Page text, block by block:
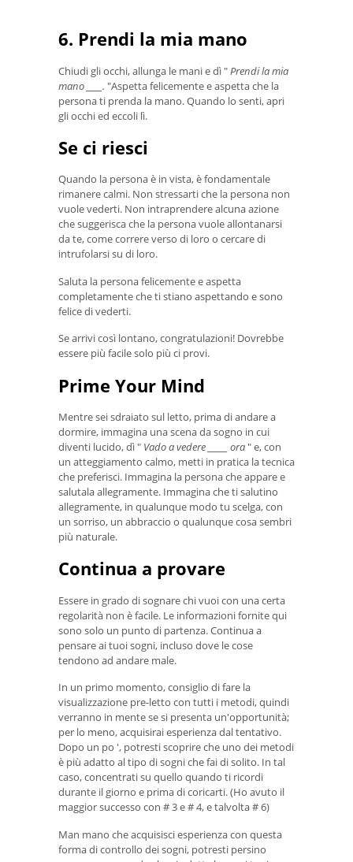
6. Prendi la mia mano
Chiudi gli occhi, allunga le mani e dì " Prendi la mia
mano ____. "Aspetta felicemente e aspetta che la
persona ti prenda la mano. Quando lo senti, apri
gli occhi ed eccoli lì.
Se ci riesci
Quando la persona è in vista, è fondamentale
rimanere calmi. Non stressarti che la persona non
vuole vederti. Non intraprendere alcuna azione
che suggerisca che la persona vuole allontanarsi
da te, come correre verso di loro o cercare di
intrufolarsi su di loro.
Saluta la persona felicemente e aspetta
completamente che ti stiano aspettando e sono
felice di vederti.
Se arrivi così lontano, congratulazioni! Dovrebbe
essere più facile solo più ci provi.
Prime Your Mind
Mentre sei sdraiato sul letto, prima di andare a
dormire, immagina una scena da sogno in cui
diventi lucido, dì " Vado a vedere _____ ora " e, con
un atteggiamento calmo, metti in pratica la tecnica
che preferisci. Immagina la persona che appare e
salutala allegramente. Immagina che ti salutino
allegramente, in qualunque modo tu scelga, con
un sorriso, un abbraccio o qualunque cosa sembri
più naturale.
Continua a provare
Essere in grado di sognare chi vuoi con una certa
regolarità non è facile. Le informazioni fornite qui
sono solo un punto di partenza. Continua a
pensare ai tuoi sogni, incluso dove le cose
tendono ad andare male.
In un primo momento, consiglio di fare la
visualizzazione pre-letto con tutti i metodi, quindi
verranno in mente se si presenta un'opportunità;
per lo meno, acquisirai esperienza dal tentativo.
Dopo un po ', potresti scoprire che uno dei metodi
è più adatto al tipo di sogni che fai di solito. In tal
caso, concentrati su quello quando ti ricordi
durante il giorno e prima di coricarti. (Ho avuto il
maggior successo con # 3 e # 4, e talvolta # 6)
Man mano che acquisisci esperienza con questa
forma di controllo dei sogni, potresti persino